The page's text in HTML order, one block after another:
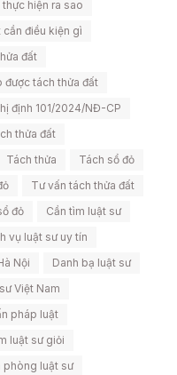
hiện ra sao
cần điều kiện gì
đất
được tách thửa đất
định 101/2024/NĐ-CP
thửa đất
Tách thửa
Tách sổ đỏ
Tư vấn tách thửa đất
đỏ
Cần tìm luật sư
vụ luật sư uy tín
Nội
Danh bạ luật sư
Việt Nam
pháp luật
luật sư giỏi
phòng luật sư